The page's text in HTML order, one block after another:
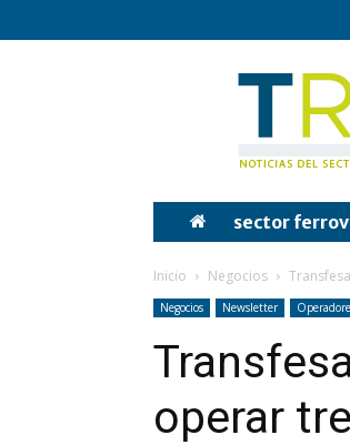
Tren
sector
Inicio Negocios
Negocios Newsletter
operar